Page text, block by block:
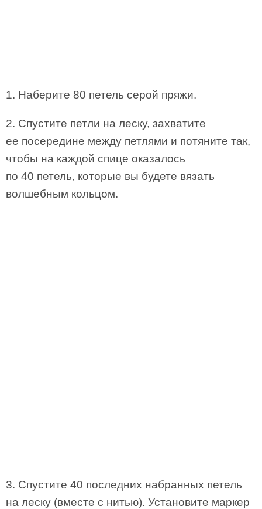
1. Наберите 80 петель серой пряжи.
2. Спустите петли на леску, захватите
ее посередине между петлями и потяните так,
чтобы на каждой спице оказалось
по 40 петель, которые вы будете вязать
волшебным кольцом.
3. Спустите 40 последних набранных петель
на леску (вместе с нитью). Установите маркер